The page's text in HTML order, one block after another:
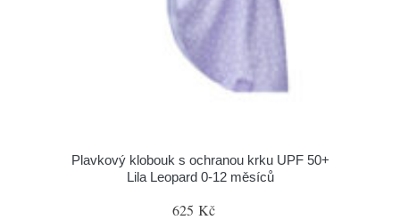
Plavkový klobouk s ochranou krku UPF 50+
Lila Leopard 0-12 měsíců
625 Kč